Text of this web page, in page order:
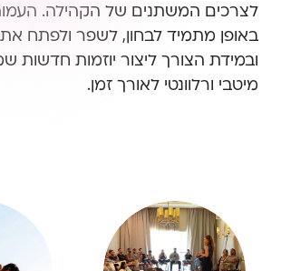
לצרכים המשתנים של הקהילה.
באופן מתמיד לבחון, לשפר ולפתח את
ובמידת הצורך ליצור יוזמות חדשות
מיטבי ורלוונטי לאורך זמן.